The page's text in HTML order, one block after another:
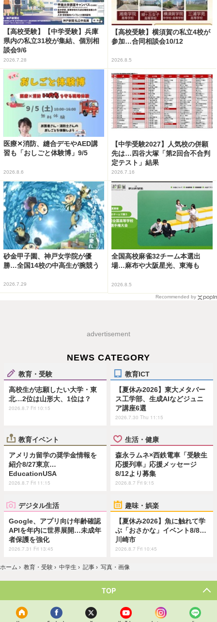
【高校受験】【中学受験】兵庫
県内の私立31校が集結、個別相
談会9/6
2026.7.28
【高校受験】横須賀の私立4校が
参加…合同相談会10/12
2026.8.5
医療✕消防、縫合デモやAED講
習も「おしごと体験博」9/5
2026.8.6
【中学受験2027】人気校の併願
先は…四谷大塚「第2回合不合判
定テスト」結果
2026.7.16
砂金甲子園、神戸女学院が優
勝…全国14校の中高生が腕競う
2026.7.29
全国高校麻雀32チーム本選出
場…麻布や大阪星光、東海も
2026.8.5
Recommended by
advertisement
NEWS CATEGORY
教育・受験
高校生が志願したい大学・東
北…2位は山形大、1位は？
2026.8.7 Fri 10:15
教育ICT
【夏休み2026】東大メタバー
ス工学部、生成AIなどジュニ
ア講座6選
2026.7.30 Thu 11:15
教育イベント
アメリカ留学の奨学金情報を
紹介8/27東京…
EducationUSA
2026.8.7 Fri 11:15
生活・健康
森永ラムネ×西鉄電車「受験生
応援列車」応援メッセージ
8/12より募集
2026.8.7 Fri 9:15
デジタル生活
Google、アプリ向け年齢確認
APIを年内に世界展開…未成年
者保護を強化
2026.7.31 Fri 13:45
趣味・娯楽
【夏休み2026】魚に触れて学
ぶ「おさかな」イベント8/8…
川崎市
2026.8.7 Fri 10:45
ホーム › 教育・受験 › 中学生 › 記事 › 写真・画像
TOP